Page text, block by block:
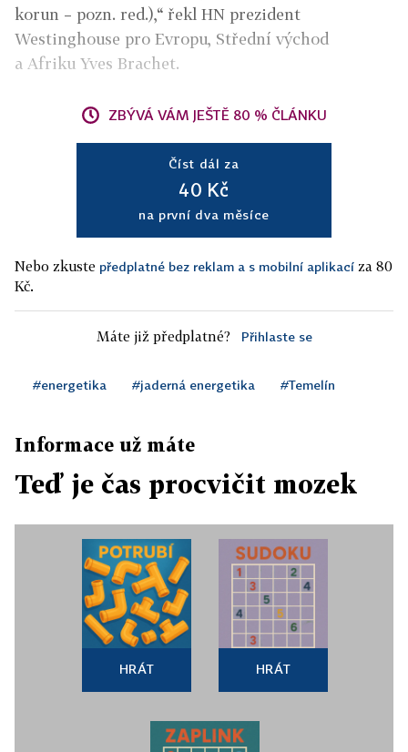
korun – pozn. red.),“ řekl HN prezident
Westinghouse pro Evropu, Střední východ
a Afriku Yves Brachet.
ZBÝVÁ VÁM JEŠTĚ 80 % ČLÁNKU
Číst dál za
40 Kč
na první dva měsíce
Nebo zkuste předplatné bez reklam a s mobilní aplikací za 80
Kč.
Máte již předplatné? Přihlaste se
#energetika #jaderná energetika #Temelín
Informace už máte
Teď je čas procvičit mozek
HRÁT HRÁT